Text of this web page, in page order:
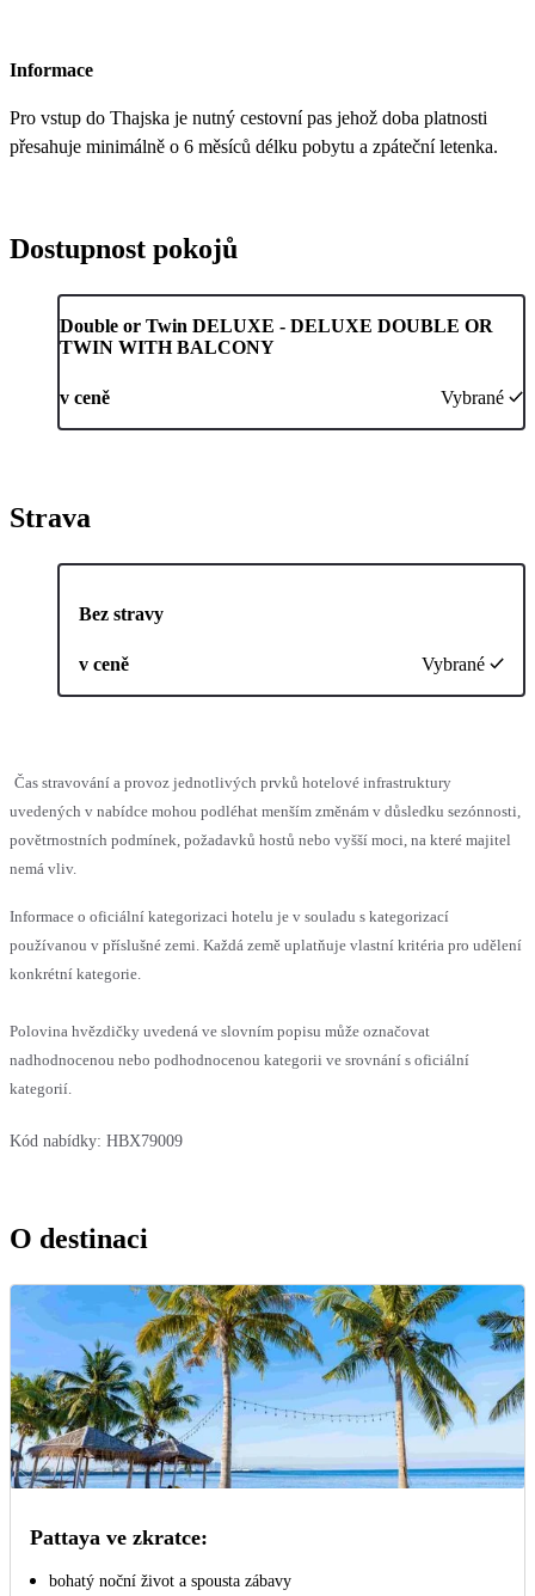
Informace
Pro vstup do Thajska je nutný cestovní pas jehož doba platnosti
přesahuje minimálně o 6 měsíců délku pobytu a zpáteční letenka.
Dostupnost pokojů
Double or Twin DELUXE - DELUXE DOUBLE OR
TWIN WITH BALCONY
v ceně Vybrané
Strava
Bez stravy
v ceně Vybrané
Čas stravování a provoz jednotlivých prvků hotelové infrastruktury
uvedených v nabídce mohou podléhat menším změnám v důsledku sezónnosti,
povětrnostních podmínek, požadavků hostů nebo vyšší moci, na které majitel
nemá vliv.
Informace o oficiální kategorizaci hotelu je v souladu s kategorizací
používanou v příslušné zemi. Každá země uplatňuje vlastní kritéria pro udělení
konkrétní kategorie.
Polovina hvězdičky uvedená ve slovním popisu může označovat
nadhodnocenou nebo podhodnocenou kategorii ve srovnání s oficiální
kategorií.
Kód nabídky: HBX79009
O destinaci
Pattaya ve zkratce:
bohatý noční život a spousta zábavy